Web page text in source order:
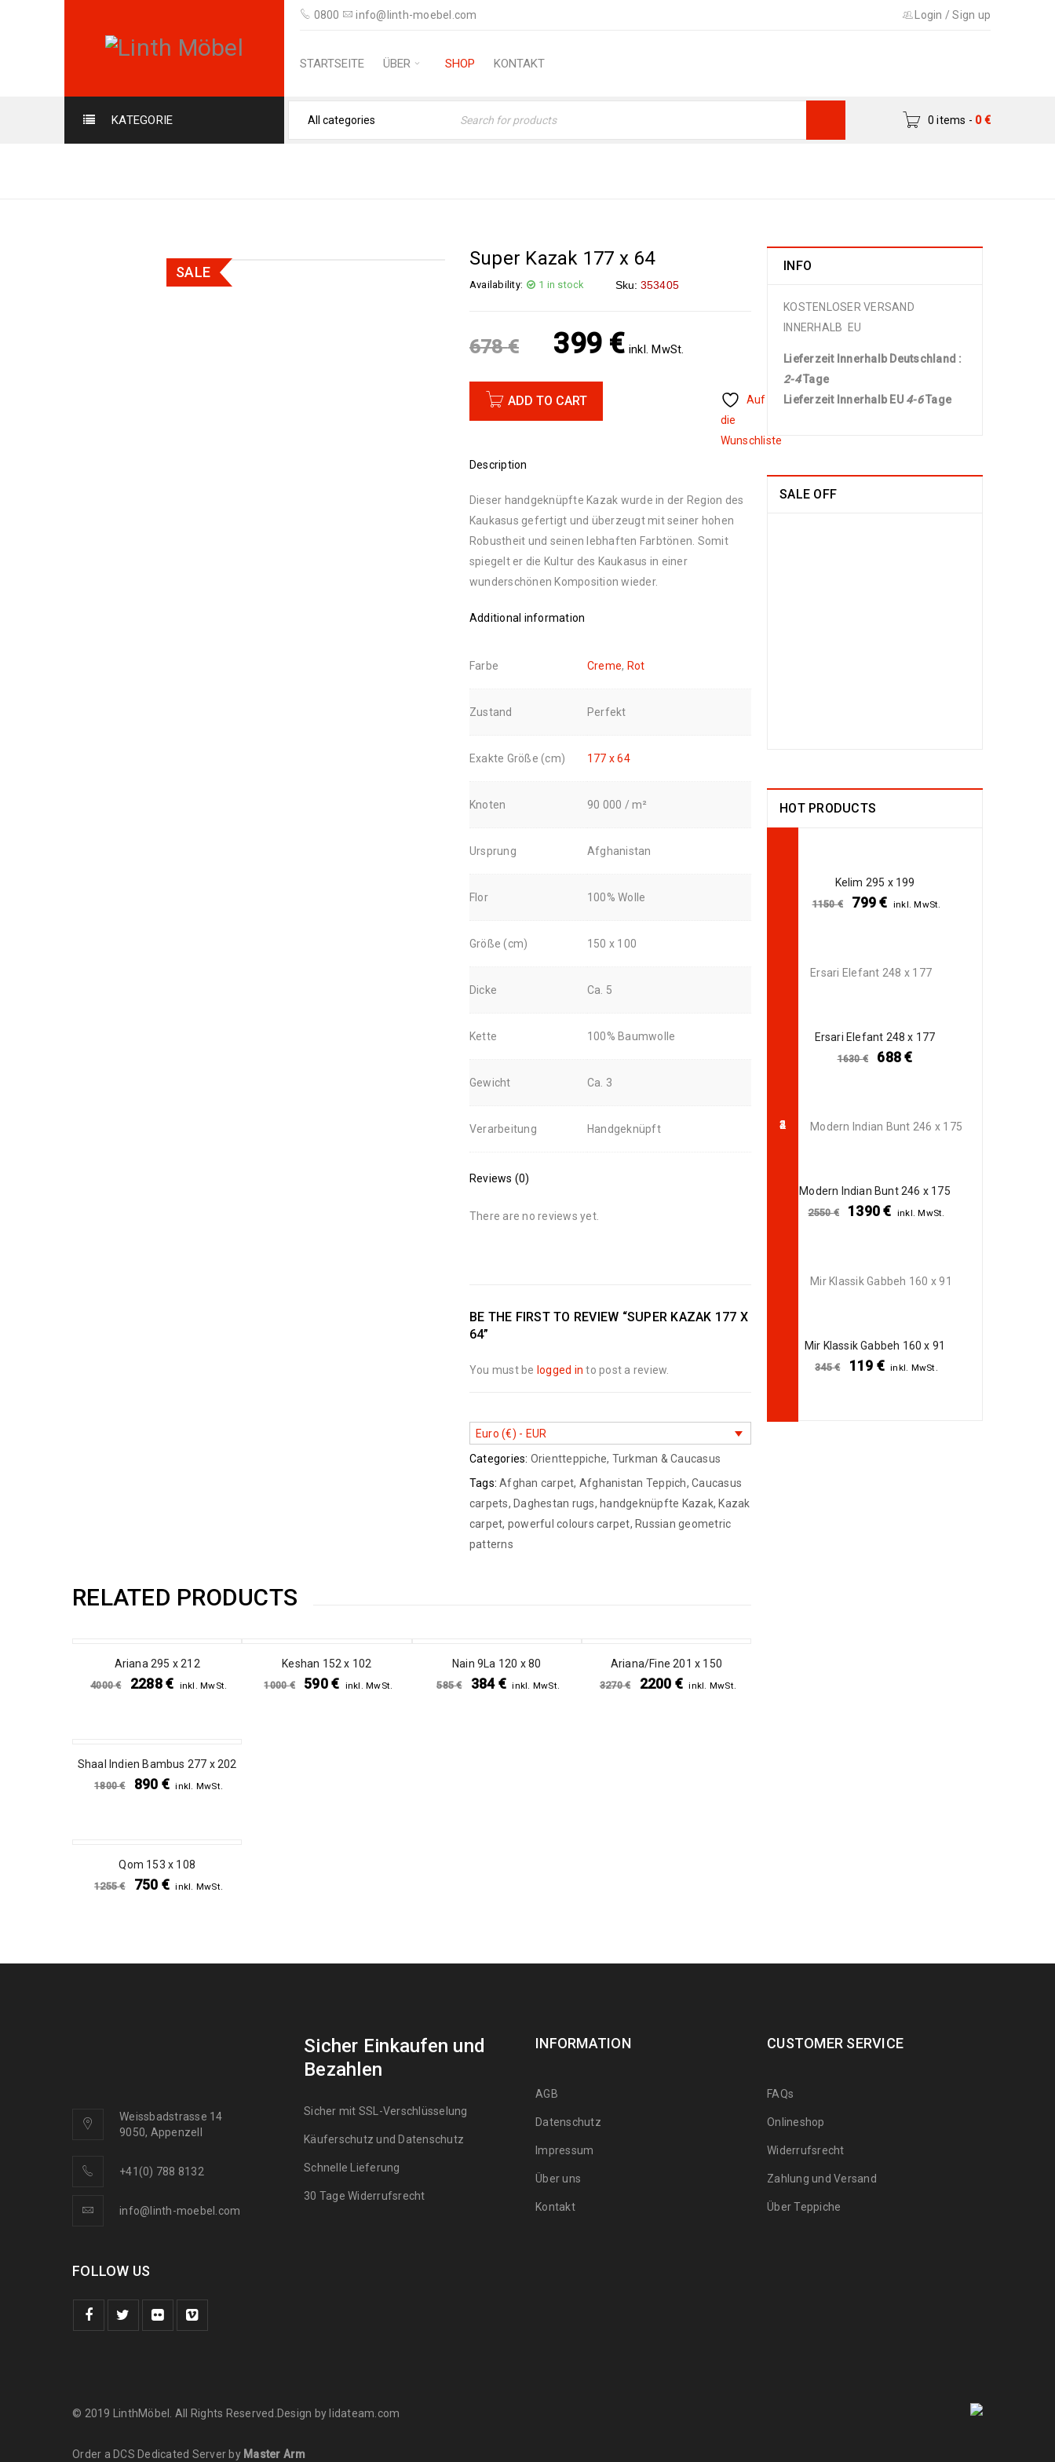
0800 info@linth-moebel.com Login /Sign up
STARTSEITE ÜBER SHOP KONTAKT
KATEGORIE 0 items - 0€
SALE
Super Kazak 177 x 64
Availability: 1 in stock Sku: 353405
678€ 399 € inkl. MwSt.
ADD TO CART
Auf
die
Wunschliste
Description
Dieser handgeknüpfte Kazak wurde in der Region des
Kaukasus gefertigt und überzeugt mit seiner hohen
Robustheit und seinen lebhaften Farbtönen. Somit
spiegelt er die Kultur des Kaukasus in einer
wunderschönen Komposition wieder.
Additional information
Farbe Creme, Rot
Zustand Perfekt
Exakte Größe (cm) 177 x 64
Knoten 90 000 / m²
Ursprung Afghanistan
Flor 100% Wolle
Größe (cm) 150 x 100
Dicke Ca. 5
Kette 100% Baumwolle
Gewicht Ca. 3
Verarbeitung Handgeknüpft
Reviews (0)
There are no reviews yet.
BE THE FIRST TO REVIEW “SUPER KAZAK 177 X
64”
You must be logged in to post a review.
Euro (€) - EUR
Categories: Orientteppiche, Turkman & Caucasus
Tags: Afghan carpet, Afghanistan Teppich, Caucasus
carpets, Daghestan rugs, handgeknüpfte Kazak,Kazak
carpet, powerful colours carpet, Russian geometric
patterns
RELATED PRODUCTS
Ariana 295 x 212
4000€ 2288€ inkl. MwSt.
Keshan 152 x 102
1000€ 590€ inkl. MwSt.
Nain 9La 120 x 80
585€ 384€ inkl. MwSt.
SALEAriana/Fine 201 x 150
3270€ 2200 € inkl. MwSt.
SALE
Shaal Indien Bambus 277 x 202
1800€ 890 € inkl. MwSt.
Qom 153 x 108
1255€ 750 € inkl. MwSt.
INFO
KOSTENLOSER VERSAND
INNERHALB EU
Lieferzeit Innerhalb Deutschland :
2-4Tage
Lieferzeit Innerhalb EU4-6Tage
SALE OFF
772 € 238
MwSt.
772€ 237
Arijana Shaal 90 x
60
MwSt.
MwSt.
x 81
999€ 399€
HOT PRODUCTS
Kelim 295 x 199
1150€ 799€ inkl. MwSt.
Ersari Elefant 248 x 177
Ersari Elefant 248 x 177
1630€ 688€
Modern Indian Bunt 246 x 175
Modern Indian Bunt 246 x 175
2550€ 1390€ inkl. MwSt.
Mir Klassik Gabbeh 160 x 91
Mir Klassik Gabbeh 160 x 91
345€ 119 € inkl. MwSt.
Weissbadstrasse 14
9050, Appenzell
+41(0) 788 8132
info@linth-moebel.com
FOLLOW US
Sicher Einkaufen und
Bezahlen
Sicher mit SSL-Verschlüsselung
Käuferschutz und Datenschutz
Schnelle Lieferung
30 Tage Widerrufsrecht
INFORMATION
AGB
Datenschutz
Impressum
Über uns
Kontakt
CUSTOMER SERVICE
FAQs
Onlineshop
Widerrufsrecht
Zahlung und Versand
Über Teppiche
© 2019 LinthMöbel. All Rights Reserved.Design bylidateam.com
Order a DCS Dedicated Server by Master Arm